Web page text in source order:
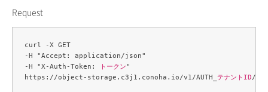
Request
curl -X GET
-H "Accept: application/json"
-H "X-Auth-Token:
トークン"
https://object-storage.c3j1.conoha.io/v1/AUTH_ テナントID/